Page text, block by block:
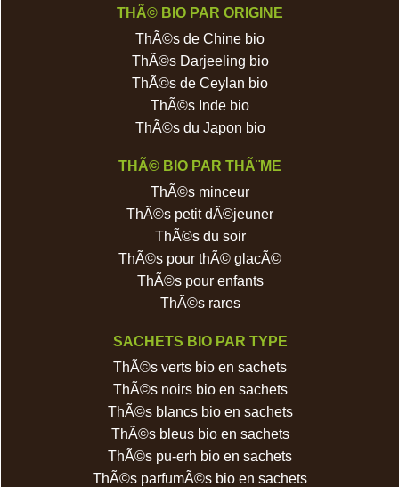
THÃ© BIO PAR ORIGINE
ThÃ©s de Chine bio
ThÃ©s Darjeeling bio
ThÃ©s de Ceylan bio
ThÃ©s Inde bio
ThÃ©s du Japon bio
THÃ© BIO PAR THÃ¨ME
ThÃ©s minceur
ThÃ©s petit dÃ©jeuner
ThÃ©s du soir
ThÃ©s pour thÃ© glacÃ©
ThÃ©s pour enfants
ThÃ©s rares
SACHETS BIO PAR TYPE
ThÃ©s verts bio en sachets
ThÃ©s noirs bio en sachets
ThÃ©s blancs bio en sachets
ThÃ©s bleus bio en sachets
ThÃ©s pu-erh bio en sachets
ThÃ©s parfumÃ©s bio en sachets